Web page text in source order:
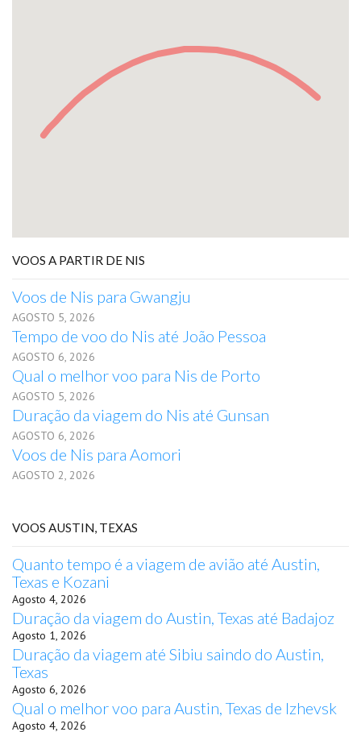
VOOS A PARTIR DE NIS
Voos de Nis para Gwangju
AGOSTO 5, 2026
Tempo de voo do Nis até João Pessoa
AGOSTO 6, 2026
Qual o melhor voo para Nis de Porto
AGOSTO 5, 2026
Duração da viagem do Nis até Gunsan
AGOSTO 6, 2026
Voos de Nis para Aomori
AGOSTO 2, 2026
VOOS AUSTIN, TEXAS
Quanto tempo é a viagem de avião até Austin,
Texas e Kozani
Agosto 4, 2026
Duração da viagem do Austin, Texas até Badajoz
Agosto 1, 2026
Duração da viagem até Sibiu saindo do Austin,
Texas
Agosto 6, 2026
Qual o melhor voo para Austin, Texas de Izhevsk
Agosto 4, 2026